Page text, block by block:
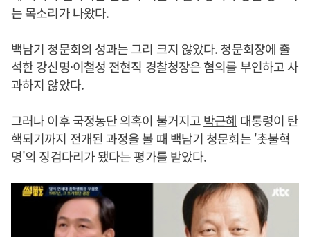
는 목소리가 나왔다.
백남기 청문회의 성과는 그리 크지 않았다. 청문회장에 출
석한 강신명·이철성 전현직 경찰청장은 혐의를 부인하고 사
과하지 않았다.
그러나 이후 국정농단 의혹이 불거지고박근혜 대통령이 탄
핵되기까지 전개된 과정을 볼 때 백남기 청문회는 '촛불혁
명'의 징검다리가 됐다는 평가를 받았다.